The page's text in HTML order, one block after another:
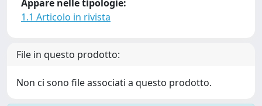
Appare nelle tipologie:
1.1 Articolo in rivista
File in questo prodotto:
Non ci sono file associati a questo prodotto.